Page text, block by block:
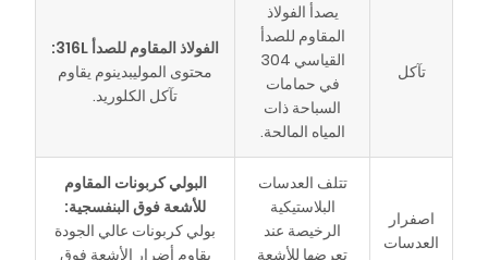
تآكل
يصدأ الفولاذ
المقاوم للصدأ
القياسي 304
في حمامات
السباحة ذات
المياه المالحة.
الفولاذ المقاوم للصدأ 316L:
محتوى الموليبدينوم يقاوم
تآكل الكلوريد.
اصفرار
العدسات
تتلف العدسات
البلاستيكية
الرخيصة عند
تعرضها للأشعة
البولي كربونات المقاوم
للأشعة فوق البنفسجية:
بولي كربونات عالي الجودة
يقاوم أضرار الأشعة فوق